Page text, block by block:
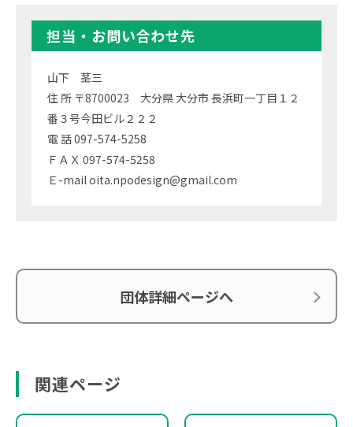
担当・お問い合わせ先
山下 茎三
住 所 〒8700023 大分県 大分市 長浜町一丁目１２
番３号今田ビル２２２
電 話 097-574-5258
ＦＡＸ 097-574-5258
Ｅ-mail oita.npodesign@gmail.com
団体詳細ページへ
関連ページ